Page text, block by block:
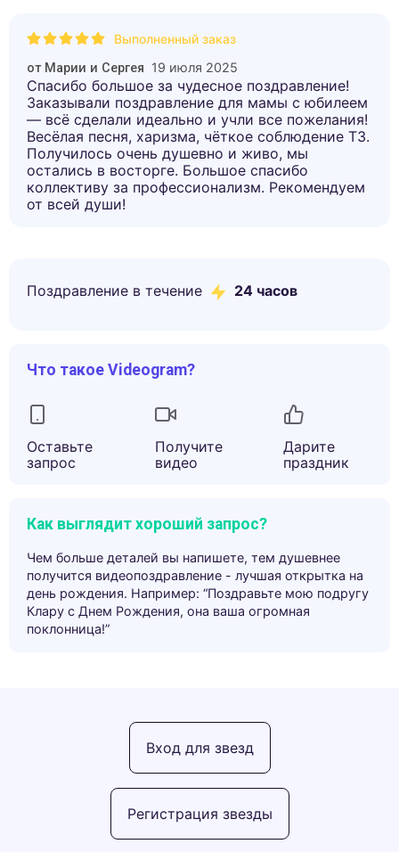
Выполненный заказ
от Марии и Сергея 19 июля 2025
Спасибо большое за чудесное поздравление!
Заказывали поздравление для мамы с юбилеем
— всё сделали идеально и учли все пожелания!
Весёлая песня, харизма, чёткое соблюдение ТЗ.
Получилось очень душевно и живо, мы
остались в восторге. Большое спасибо
коллективу за профессионализм. Рекомендуем
от всей души!
Поздравление в течение 24 часов
Что такое Videogram?
Оставьте
запрос
Получите
видео
Дарите
праздник
Как выглядит хороший запрос?
Чем больше деталей вы напишете, тем душевнее
получится видеопоздравление - лучшая открытка на
день рождения. Например: “Поздравьте мою подругу
Клару с Днем Рождения, она ваша огромная
поклонница!”
Регистрация звезды
Вход для звезд